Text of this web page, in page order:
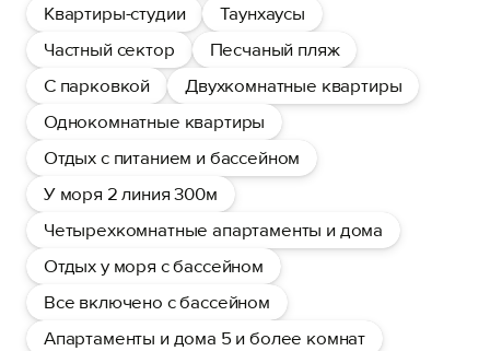
Квартиры-студии
Таунхаусы
Частный сектор
Песчаный пляж
С парковкой
Двухкомнатные квартиры
Однокомнатные квартиры
Отдых с питанием и бассейном
У моря 2 линия 300м
Четырехкомнатные апартаменты и дома
Отдых у моря с бассейном
Все включено с бассейном
Апартаменты и дома 5 и более комнат